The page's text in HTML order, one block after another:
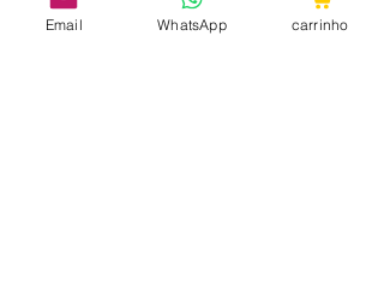
SELECIONADA, VISANDO SUA
SATISFAÇÃO.
Email WhatsApp carrinho